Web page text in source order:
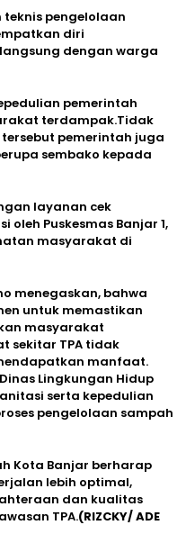
teknis pengelolaan
diri
dengan warga
pemerintah
terdampak.Tidak
pemerintah juga
sembako kepada
layanan cek
Puskesmas Banjar 1,
masyarakat di
menegaskan, bahwa
untuk memastikan
masyarakat
sekitar TPA tidak
manfaat.
Lingkungan Hidup
serta kepedulian
pengelolaan sampah
Kota Banjar berharap
lebih optimal,
dan kualitas
TPA.(RIZCKY/ ADE